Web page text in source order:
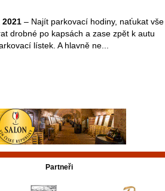
– Najít parkovací hodiny, naťukat vše
drobné po kapsách a zase zpět k autu
lístek. A hlavně ne...
Partneři